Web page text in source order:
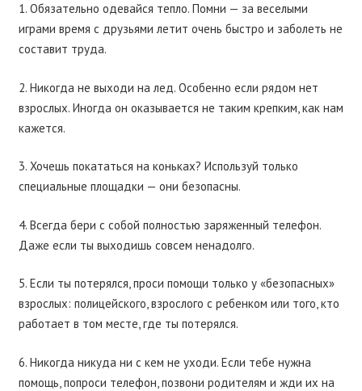
1. Обязательно одевайся тепло. Помни — за веселыми
играми время с друзьями летит очень быстро и заболеть не
составит труда.
2. Никогда не выходи на лед. Особенно если рядом нет
взрослых. Иногда он оказывается не таким крепким, как нам
кажется.
3. Хочешь покататься на коньках? Используй только
специальные площадки — они безопасны.
4. Всегда бери с собой полностью заряженный телефон.
Даже если ты выходишь совсем ненадолго.
5. Если ты потерялся, проси помощи только у «безопасных»
взрослых: полицейского, взрослого с ребенком или того, кто
работает в том месте, где ты потерялся.
6. Никогда никуда ни с кем не уходи. Если тебе нужна
помощь, попроси телефон, позвони родителям и жди их на